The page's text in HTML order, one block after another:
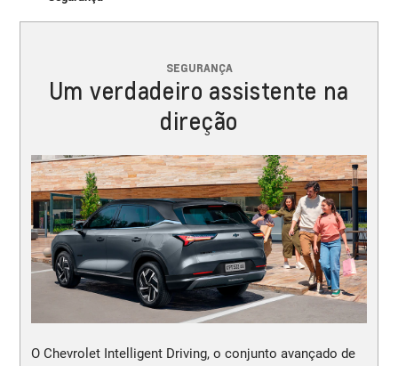
SEGURANÇA
Um verdadeiro assistente na
direção
O Chevrolet Intelligent Driving, o conjunto avançado de